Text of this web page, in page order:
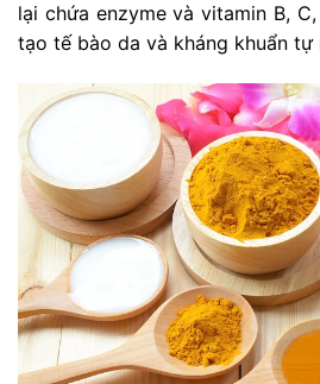
lại chứa enzyme và vitamin B,
tạo tế bào da và kháng khuẩn tự